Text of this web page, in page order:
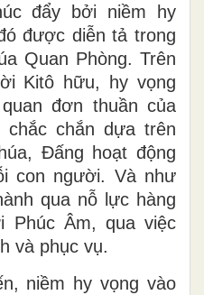
đẩy bởi niềm hy
được diễn tả trong
Quan Phòng. Trên
Kitô hữu, hy vọng
đơn thuần của
chắn dựa trên
Đấng hoạt động
con người. Và như
qua nỗ lực hàng
Phúc Âm, qua việc
và phục vụ.
niềm hy vọng vào